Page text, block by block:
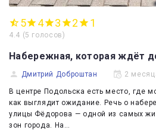
5 4 3 2 1
4.4 (5 голосов)
Набережная, которая ждёт
Дмитрий Доброштан 2
В центре Подольска есть место, где
как выглядит ожидание. Речь о
улицы Фёдорова — одной из самых
зон города. На…